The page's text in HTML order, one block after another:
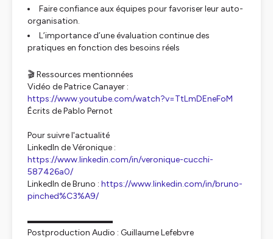
Faire confiance aux équipes pour favoriser leur auto-
organisation.
L’importance d’une évaluation continue des
pratiques en fonction des besoins réels
🎬 Ressources mentionnées
Vidéo de Patrice Canayer :
https://www.youtube.com/watch?v=TtLmDEneFoM
Écrits de Pablo Pernot
Pour suivre l'actualité
LinkedIn de Véronique :
https://www.linkedin.com/in/veronique-cucchi-
587426a0/
LinkedIn de Bruno : https://www.linkedin.com/in/bruno-
pinched%C3%A9/
▬▬▬▬▬▬▬▬▬▬
Postproduction Audio : Guillaume Lefebvre